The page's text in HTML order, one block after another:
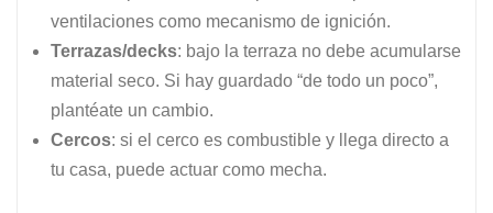
ventilaciones como mecanismo de ignición.
Terrazas/decks: bajo la terraza no debe acumularse
material seco. Si hay guardado “de todo un poco”,
plantéate un cambio.
Cercos: si el cerco es combustible y llega directo a
tu casa, puede actuar como mecha.